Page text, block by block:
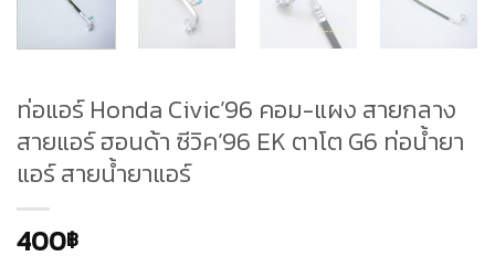
ท่อแอร์ Honda Civic’96 คอม-แผง สายกลาง
สายแอร์ ฮอนด้า ซีวิค’96 EK ตาโต G6 ท่อน้ำยา
แอร์ สายน้ำยาแอร์
400฿